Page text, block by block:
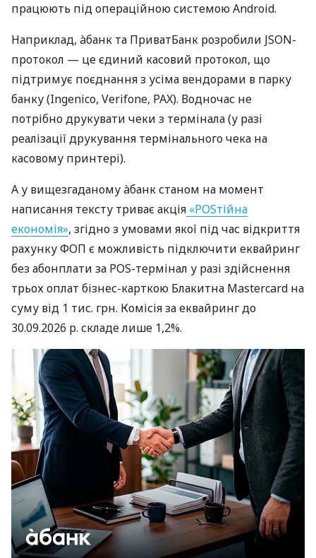
працюють під операційною системою Android.
Наприклад, àбанк та ПриватБанк розробили JSON-
протокол — це єдиний касовий протокол, що
підтримує поєднання з усіма вендорами в парку
банку (Ingenico, Verifone, PAX). Водночас не
потрібно друкувати чеки з термінала (у разі
реалізації друкування термінального чека на
касовому принтері).
А у вищезгаданому àбанк станом на момент
написання тексту триває акція «POSтійна
економія», згідно з умовами якої під час відкриття
рахунку ФОП є можливість підключити еквайринг
без абонплати за POS-термінал у разі здійснення
трьох оплат бізнес-карткою Блакитна Mastercard на
суму від 1 тис. грн. Комісія за еквайринг до
30.09.2026 р. складе лише 1,2%.